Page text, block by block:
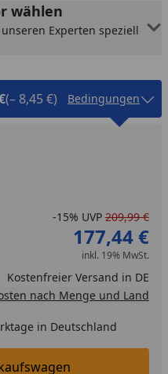
wählen
Experten speziell
(– 8,45 €) Bedingungen
eingeben
um eins erhöhen
-15% UVP 209,99 €
177,44 €
inkl. 19% MwSt.
Kostenfreier Versand in DE
nach Menge und Land
in Deutschland